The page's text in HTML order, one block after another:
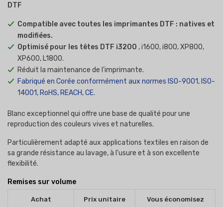
DTF
Compatible avec toutes les imprimantes DTF : natives et
modifiées.
Optimisé pour les têtes DTF i3200 , i1600, i800, XP800,
XP600, L1800.
Réduit la maintenance de l'imprimante.
Fabriqué en Corée conformément aux normes ISO-9001, ISO-
14001, RoHS, REACH, CE.
Blanc exceptionnel qui offre une base de qualité pour une
reproduction des couleurs vives et naturelles.
Particulièrement adapté aux applications textiles en raison de
sa grande résistance au lavage, à l'usure et à son excellente
flexibilité.
Remises sur volume
Achat Prix unitaire Vous économisez